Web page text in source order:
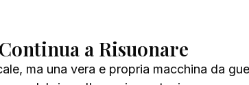
a Risuonare
ma una vera e propria macchina da